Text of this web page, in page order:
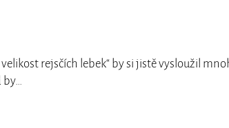
rejsčích lebek“ by si jistě vysloužil
by…